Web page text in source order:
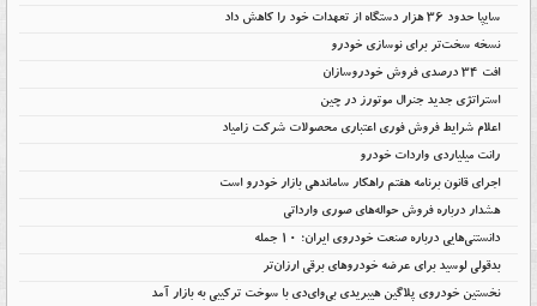
سایپا حدود ۳۶ هزار دستگاه از تعهدات خود را کاهش داد
نسخه سخت‌تر برای نوسازی خودرو
افت ۳۴ درصدی فروش خودروسازان
استراتژی جدید جنرال موتورز در چین
اعلام شرایط فروش فوری اعتباری محصولات شرکت زامیاد
رانت میلیاردی واردات خودرو
اجرای قانون برنامه هفتم راهکار ساماندهی بازار خودرو است
هشدار درباره فروش حواله‌های صوری وارداتی
دانستنی‌هایی درباره صنعت خودروی ایران؛ ۱۰ جمله
بدقولی لوسید برای عرضه خودروهای برقی ارزان‌تر
نخستین خودروی پلاگین هیبریدی بی‌وای‌دی با سوخت ترکیبی به بازار آمد